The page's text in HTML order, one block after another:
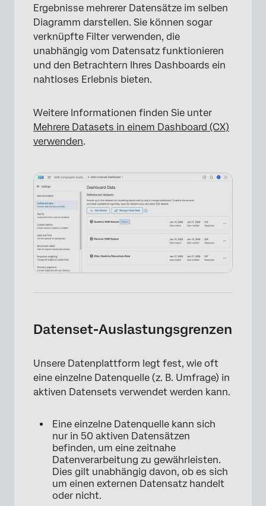
Ergebnisse mehrerer Datensätze im selben
Diagramm darstellen. Sie können sogar
verknüpfte Filter verwenden, die
unabhängig vom Datensatz funktionieren
und den Betrachtern Ihres Dashboards ein
nahtloses Erlebnis bieten.
Weitere Informationen finden Sie unter
Mehrere Datasets in einem Dashboard (CX)
verwenden.
Datenset-Auslastungsgrenzen
Unsere Datenplattform legt fest, wie oft
eine einzelne Datenquelle (z. B. Umfrage) in
aktiven Datensets verwendet werden kann.
Eine einzelne Datenquelle kann sich
nur in 50 aktiven Datensätzen
befinden, um eine zeitnahe
Datenverarbeitung zu gewährleisten.
Dies gilt unabhängig davon, ob es sich
um einen externen Datensatz handelt
oder nicht.